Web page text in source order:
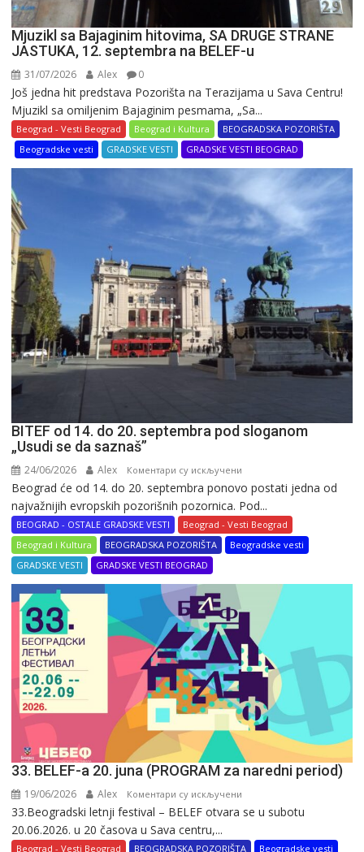
Mjuzikl sa Bajaginim hitovima, SA DRUGE STRANE
JASTUKA, 12. septembra na BELEF-u
31/07/2026 Alex 0
Još jedna hit predstava Pozorišta na Terazijama u Sava Centru!
Mjuzikl sa omiljenim Bajaginim pesmama, „Sa...
Beograd - Vesti Beograd Beograd i Kultura
BEOGRADSKA POZORIŠTA
Beogradske vesti
GRADSKE VESTI GRADSKE VESTI BEOGRAD
BITEF od 14. do 20. septembra pod sloganom
„Usudi se da saznaš”
24/06/2026 Alex Коментари су искључени
BITEF
od
14.
do
sloganom
„Usudi
se
da
saznaš”
Beograd će od 14. do 20. septembra ponovo postati jedna od
najvažnijih evropskih pozorišnih pozornica. Pod...
BEOGRAD - OSTALE GRADSKE VESTI
Beograd - Vesti Beograd
Beograd i Kultura
BEOGRADSKA POZORIŠTA
Beogradske vesti
GRADSKE VESTI
GRADSKE VESTI BEOGRAD
33. BELEF-a 20. juna (PROGRAM za naredni period)
19/06/2026 Alex Коментари су искључени
33.
a
33.Beogradski letnji festival – BELEF otvara se u subotu
20.06.2026. u 20 časova u Sava centru,...
Beograd - Vesti Beograd BEOGRADSKA POZORIŠTA Beogradske vesti